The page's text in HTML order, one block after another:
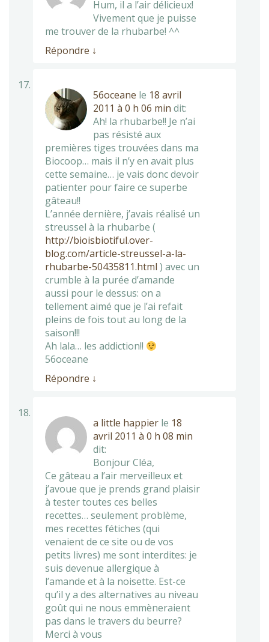
Hum, il a l’air délicieux!
Vivement que je puisse
me trouver de la rhubarbe! ^^
Répondre ↓
56oceane le 18 avril
2011 à 0 h 06 min dit:
Ah! la rhubarbe!! Je n’ai
pas résisté aux
premières tiges trouvées dans ma
Biocoop… mais il n’y en avait plus
cette semaine… je vais donc devoir
patienter pour faire ce superbe
gâteau!!
L’année dernière, j’avais réalisé un
streussel à la rhubarbe (
http://bioisbiotiful.over-
blog.com/article-streussel-a-la-
rhubarbe-50435811.html ) avec un
crumble à la purée d’amande
aussi pour le dessus: on a
tellement aimé que je l’ai refait
pleins de fois tout au long de la
saison!!!
Ah lala… les addiction!!
56oceane
Répondre ↓
a little happier le 18
avril 2011 à 0 h 08 min
dit:
Bonjour Cléa,
Ce gâteau a l’air merveilleux et
j’avoue que je prends grand plaisir
à tester toutes ces belles
recettes… seulement problème,
mes recettes fétiches (qui
venaient de ce site ou de vos
petits livres) me sont interdites: je
suis devenue allergique à
l’amande et à la noisette. Est-ce
qu’il y a des alternatives au niveau
goût qui ne nous emmèneraient
pas dans le travers du beurre?
Merci à vous